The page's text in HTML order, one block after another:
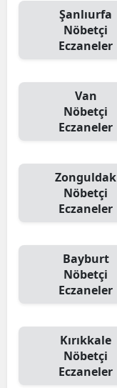
Şanlıurfa
Nöbetçi
Eczaneler
Van
Nöbetçi
Eczaneler
Zonguldak
Nöbetçi
Eczaneler
Bayburt
Nöbetçi
Eczaneler
Kırıkkale
Nöbetçi
Eczaneler